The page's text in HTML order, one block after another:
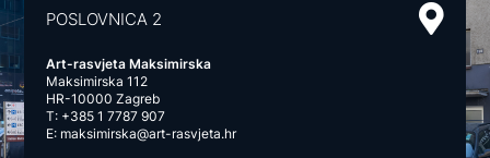
POSLOVNICA 2
Art-rasvjeta Maksimirska
Maksimirska 112
HR-10000 Zagreb
T: +385 1 7787 907
E: maksimirska@art-rasvjeta.hr